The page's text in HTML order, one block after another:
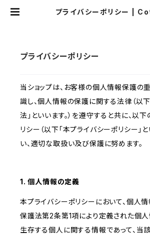
プライバシーポリシー |
プライバシーポリシー
当ショップは、お客様の個人情報保護の
識し、個人情報の保護に関する法律（以
法」といいます。）を遵守すると共に、以
リシー（以下「本プライバシーポリシー」と
い、適切な取扱い及び保護に努めます。
1. 個人情報の定義
本プライバシーポリシーにおいて、個人
保護法第2条第1項により定義された個人
生存する個人に関する情報であって、当